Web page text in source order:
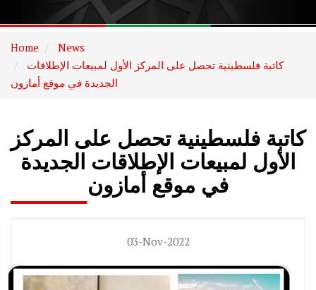
Home
News
الجديدة في موقع أمازون
كاتبة فلسطينية تحصل على المركز
الأول لمبيعات الإطلاقات الجديدة
في موقع أمازون
03-Nov-2022